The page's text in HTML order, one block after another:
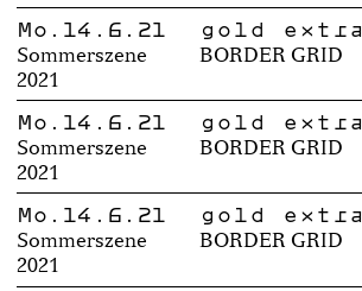
Mo.14.6.21
Sommerszene
2021
gold extra
BORDER GRID
Mo.14.6.21
Sommerszene
2021
gold extra
BORDER GRID
Mo.14.6.21
Sommerszene
2021
gold extra
BORDER GRID